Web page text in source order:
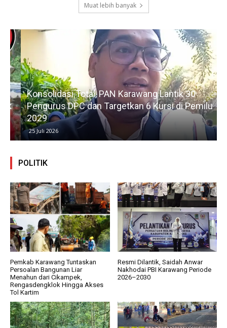
Muat lebih banyak
Konsolidasi Total, PAN Karawang Lantik 30
Pengurus DPC dan Targetkan 6 Kursi di Pemilu
2029
25 Juli 2026
POLITIK
Pemkab Karawang Tuntaskan
Persoalan Bangunan Liar
Menahun dari Cikampek,
Rengasdengklok Hingga Akses
Tol Kartim
Resmi Dilantik, Saidah Anwar
Nakhodai PBI Karawang Periode
2026–2030